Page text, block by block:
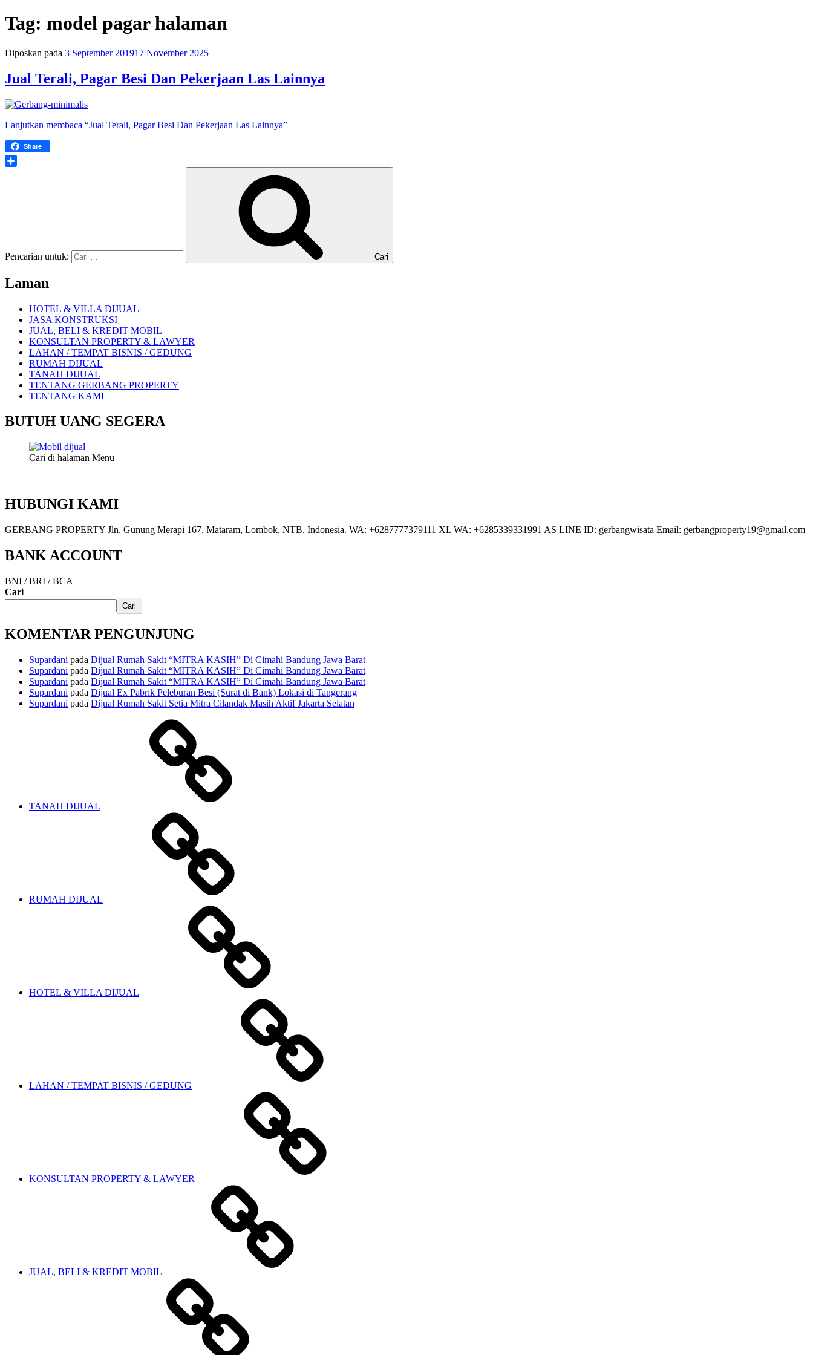
Tag: model pagar halaman
Diposkan pada 3 September 201917 November 2025
Jual Terali, Pagar Besi Dan Pekerjaan Las Lainnya
Lanjutkan membaca “Jual Terali, Pagar Besi Dan Pekerjaan Las Lainnya”
Share
Pencarian untuk: Cari
Laman
HOTEL & VILLA DIJUAL
JASA KONSTRUKSI
JUAL, BELI & KREDIT MOBIL
KONSULTAN PROPERTY & LAWYER
LAHAN / TEMPAT BISNIS / GEDUNG
RUMAH DIJUAL
TANAH DIJUAL
TENTANG GERBANG PROPERTY
TENTANG KAMI
BUTUH UANG SEGERA
Cari di halaman Menu
HUBUNGI KAMI
GERBANG PROPERTY Jln. Gunung Merapi 167, Mataram, Lombok, NTB, Indonesia. WA: +6287777379111 XL WA: +6285339331991 AS LINE ID: gerbangwisata Email: gerbangproperty19@gmail.com
BANK ACCOUNT
BNI / BRI / BCA
Cari
Cari
KOMENTAR PENGUNJUNG
Supardani pada Dijual Rumah Sakit “MITRA KASIH” Di Cimahi Bandung Jawa Barat
Supardani pada Dijual Rumah Sakit “MITRA KASIH” Di Cimahi Bandung Jawa Barat
Supardani pada Dijual Rumah Sakit “MITRA KASIH” Di Cimahi Bandung Jawa Barat
Supardani pada Dijual Ex Pabrik Peleburan Besi (Surat di Bank) Lokasi di Tangerang
Supardani pada Dijual Rumah Sakit Setia Mitra Cilandak Masih Aktif Jakarta Selatan
TANAH DIJUAL
RUMAH DIJUAL
HOTEL & VILLA DIJUAL
LAHAN / TEMPAT BISNIS / GEDUNG
KONSULTAN PROPERTY & LAWYER
JUAL, BELI & KREDIT MOBIL